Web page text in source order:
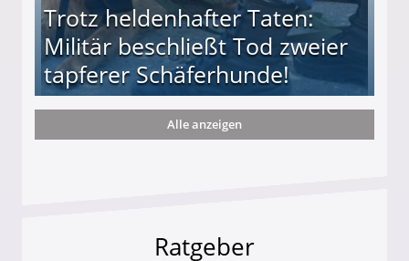
Trotz heldenhafter Taten:
Militär beschließt Tod zweier
tapferer Schäferhunde!
Tod zweier tapferer Schäferhunde!
Alle anzeigen
Ratgeber